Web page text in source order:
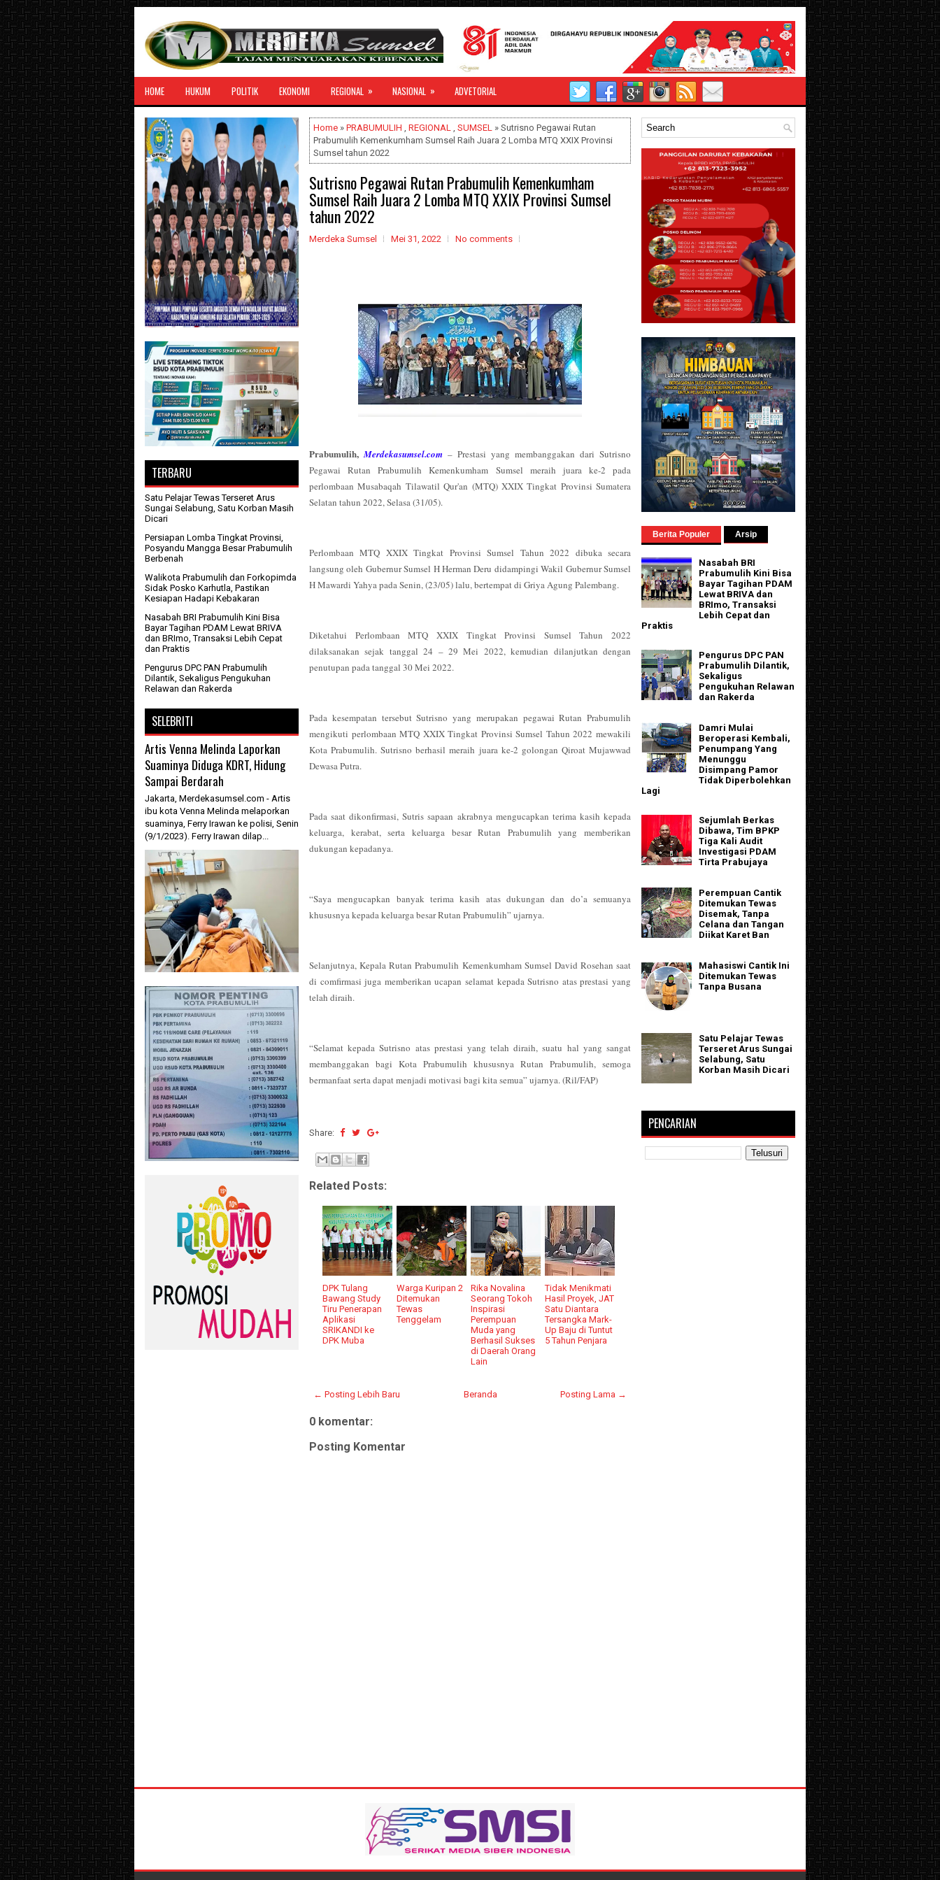
HOME HUKUM POLITIK EKONOMI REGIONAL » NASIONAL » ADVETORIAL
Home » PRABUMULIH , REGIONAL , SUMSEL » Sutrisno Pegawai Rutan
Prabumulih Kemenkumham Sumsel Raih Juara 2 Lomba MTQ XXIX Provinsi
Sumsel tahun 2022
Sutrisno Pegawai Rutan Prabumulih Kemenkumham
Sumsel Raih Juara 2 Lomba MTQ XXIX Provinsi Sumsel
tahun 2022
Merdeka Sumsel Mei 31, 2022 No comments
Prabumulih,Merdekasumsel.com – Prestasi yang membanggakan dari Sutrisno
Pegawai Rutan Prabumulih Kemenkumham Sumsel meraih juara ke-2 pada
perlombaan Musabaqah Tilawatil Qur'an (MTQ) XXIX Tingkat Provinsi Sumatera
Selatan tahun 2022, Selasa (31/05).
Perlombaan MTQ XXIX Tingkat Provinsi Sumsel Tahun 2022 dibuka secara
langsung oleh Gubernur Sumsel H Herman Deru didampingi Wakil Gubernur Sumsel
H Mawardi Yahya pada Senin, (23/05) lalu, bertempat di Griya Agung Palembang.
Diketahui Perlombaan MTQ XXIX Tingkat Provinsi Sumsel Tahun 2022
dilaksanakan sejak tanggal 24 – 29 Mei 2022, kemudian dilanjutkan dengan
penutupan pada tanggal 30 Mei 2022.
Pada kesempatan tersebut Sutrisno yang merupakan pegawai Rutan Prabumulih
mengikuti perlombaan MTQ XXIX Tingkat Provinsi Sumsel Tahun 2022 mewakili
Kota Prabumulih. Sutrisno berhasil meraih juara ke-2 golongan Qiroat Mujawwad
Dewasa Putra.
Pada saat dikonfirmasi, Sutris sapaan akrabnya mengucapkan terima kasih kepada
keluarga, kerabat, serta keluarga besar Rutan Prabumulih yang memberikan
dukungan kepadanya.
“Saya mengucapkan banyak terima kasih atas dukungan dan do’a semuanya
khususnya kepada keluarga besar Rutan Prabumulih” ujarnya.
Selanjutnya, Kepala Rutan Prabumulih Kemenkumham Sumsel David Rosehan saat
di comfirmasi juga memberikan ucapan selamat kepada Sutrisno atas prestasi yang
telah diraih.
“Selamat kepada Sutrisno atas prestasi yang telah diraih, suatu hal yang sangat
membanggakan bagi Kota Prabumulih khususnya Rutan Prabumulih, semoga
bermanfaat serta dapat menjadi motivasi bagi kita semua” ujarnya. (Ril/FAP)
Share:
Related Posts:
DPK Tulang
Bawang Study
Tiru Penerapan
Aplikasi
SRIKANDI ke
DPK Muba
Warga Kuripan 2
Ditemukan
Tewas
Tenggelam
Rika Novalina
Seorang Tokoh
Inspirasi
Perempuan
Muda yang
Berhasil Sukses
di Daerah Orang
Lain
Tidak Menikmati
Hasil Proyek, JAT
Satu Diantara
Tersangka Mark-
Up Baju di Tuntut
5 Tahun Penjara
← Posting Lebih Baru Posting Lama →
Beranda
0 komentar:
Posting Komentar
TERBARU
Satu Pelajar Tewas Terseret Arus
Sungai Selabung, Satu Korban Masih
Dicari
Persiapan Lomba Tingkat Provinsi,
Posyandu Mangga Besar Prabumulih
Berbenah
Walikota Prabumulih dan Forkopimda
Sidak Posko Karhutla, Pastikan
Kesiapan Hadapi Kebakaran
Nasabah BRI Prabumulih Kini Bisa
Bayar Tagihan PDAM Lewat BRIVA
dan BRImo, Transaksi Lebih Cepat
dan Praktis
Pengurus DPC PAN Prabumulih
Dilantik, Sekaligus Pengukuhan
Relawan dan Rakerda
SELEBRITI
Artis Venna Melinda Laporkan
Suaminya Diduga KDRT, Hidung
Sampai Berdarah
Jakarta, Merdekasumsel.com - Artis
ibu kota Venna Melinda melaporkan
suaminya, Ferry Irawan ke polisi, Senin
(9/1/2023). Ferry Irawan dilap...
Berita Populer Arsip
Nasabah BRI
Prabumulih Kini Bisa
Bayar Tagihan PDAM
Lewat BRIVA dan
BRImo, Transaksi
Lebih Cepat dan
Praktis
Pengurus DPC PAN
Prabumulih Dilantik,
Sekaligus
Pengukuhan Relawan
dan Rakerda
Damri Mulai
Beroperasi Kembali,
Penumpang Yang
Menunggu
Disimpang Pamor
Tidak Diperbolehkan
Lagi
Sejumlah Berkas
Dibawa, Tim BPKP
Tiga Kali Audit
Investigasi PDAM
Tirta Prabujaya
Perempuan Cantik
Ditemukan Tewas
Disemak, Tanpa
Celana dan Tangan
Diikat Karet Ban
Mahasiswi Cantik Ini
Ditemukan Tewas
Tanpa Busana
Satu Pelajar Tewas
Terseret Arus Sungai
Selabung, Satu
Korban Masih Dicari
PENCARIAN